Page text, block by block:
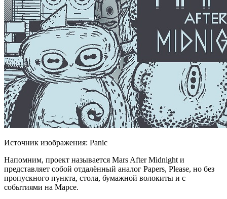
Источник изображения: Panic
Напомним, проект называется Mars After Midnight и
представляет собой отдалённый аналог Papers, Please, но без
пропускного пункта, стола, бумажной волокиты и с
событиями на Марсе.